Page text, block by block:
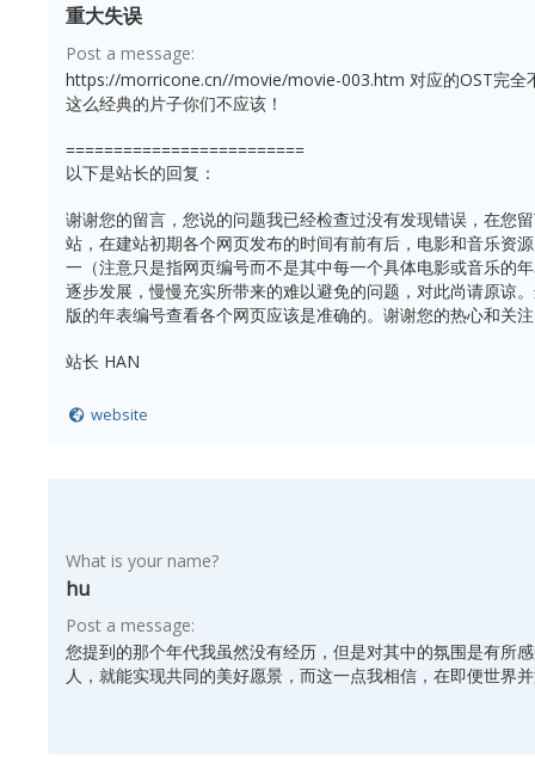
重大失误
Post a message:
https://morricone.cn//movie/movie-003.htm 对应的OST完
这么经典的片子你们不应该！
=========================
以下是站长的回复：
谢谢您的留言，您说的问题我已经检查过没有发现错误，在您
站，在建站初期各个网页发布的时间有前有后，电影和音乐资
一（注意只是指网页编号而不是其中每一个具体电影或音乐的
逐步发展，慢慢充实所带来的难以避免的问题，对此尚请原谅
版的年表编号查看各个网页应该是准确的。谢谢您的热心和关注
站长 HAN
website
What is your name?
hu
Post a message:
您提到的那个年代我虽然没有经历，但是对其中的氛围是有所
人，就能实现共同的美好愿景，而这一点我相信，在即便世界